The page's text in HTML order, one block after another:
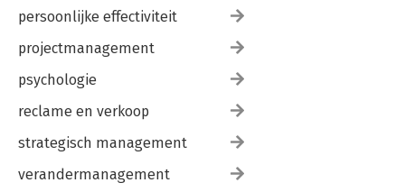
persoonlijke effectiviteit
projectmanagement
psychologie
reclame en verkoop
strategisch management
verandermanagement